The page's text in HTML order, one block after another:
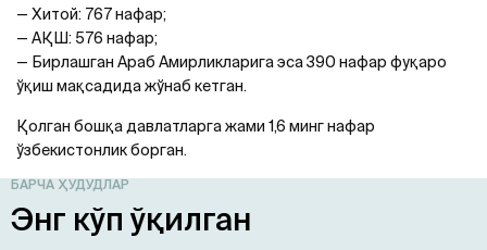
— Хитой: 767 нафар;
— АҚШ: 576 нафар;
— Бирлашган Араб Амирликларига эса 390 нафар фуқаро
ўқиш мақсадида жўнаб кетган.
Қолган бошқа давлатларга жами 1,6 минг нафар
ўзбекистонлик борган.
БАРЧА ҲУДУДЛАР
Энг кўп ўқилган